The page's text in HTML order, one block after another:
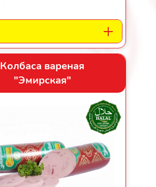
Колбаса вареная
"Эмирская"